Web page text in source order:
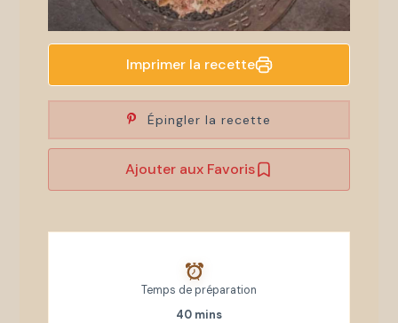
Imprimer la recette
Épingler la recette
Ajouter aux Favoris
Temps de préparation
40 mins